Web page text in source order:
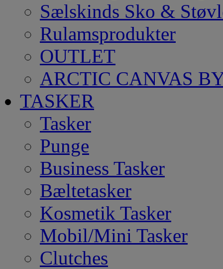
Sælskinds Sko &
Rulamsprodukter
OUTLET
ARCTIC CANVAS
TASKER
Tasker
Punge
Business Tasker
Bæltetasker
Kosmetik Tasker
Mobil/Mini Tasker
Clutches